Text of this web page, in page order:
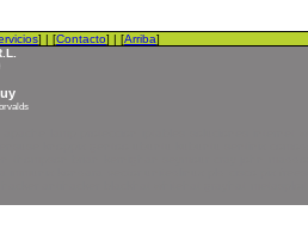
] | [Contacto] | [Arriba]